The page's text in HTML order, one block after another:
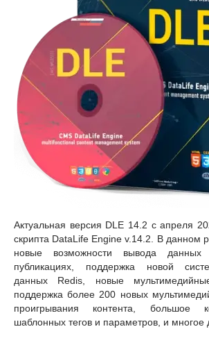
Актуальная версия DLE 14.2 с апреля
скрипта DataLife Engine v.14.2. В данном
новые возможности вывода данных
публикациях, поддержка новой
данных Redis, новые
поддержка более 200 новых
проигрывания контента, большое
шаблонных тегов и параметров, и многое